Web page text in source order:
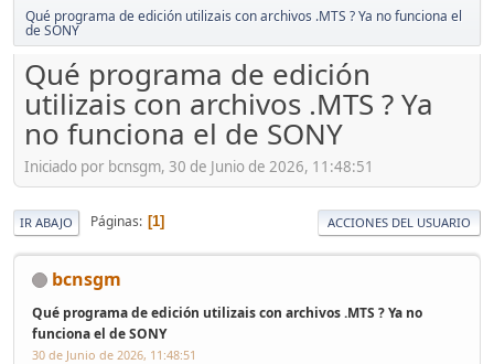
Qué programa de edición utilizais con archivos .MTS ? Ya no funciona el
de SONY
Qué programa de edición
utilizais con archivos .MTS ? Ya
no funciona el de SONY
Iniciado por bcnsgm, 30 de Junio de 2026, 11:48:51
IR ABAJO Páginas 1 ACCIONES DEL USUARIO
bcnsgm
Qué programa de edición utilizais con archivos .MTS ? Ya no
funciona el de SONY
30 de Junio de 2026, 11:48:51